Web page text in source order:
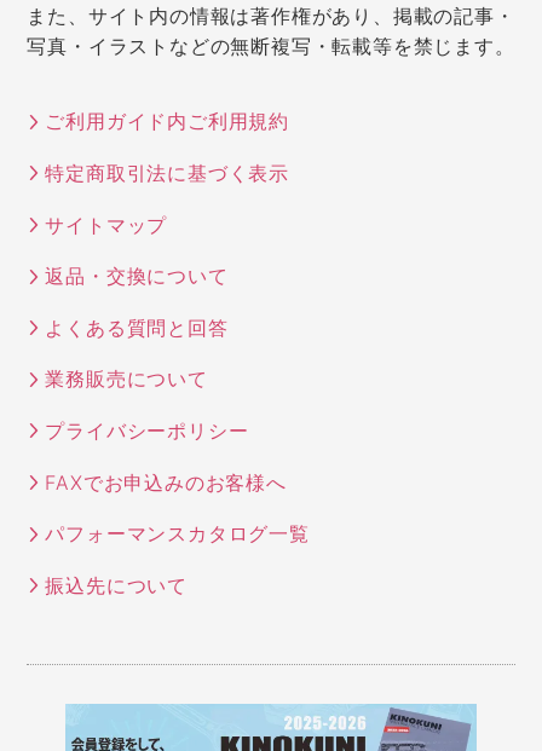
また、サイト内の情報は著作権があり、掲載の記事・
写真・イラストなどの無断複写・転載等を禁じます。
ご利用ガイド内ご利用規約
特定商取引法に基づく表示
サイトマップ
返品・交換について
よくある質問と回答
業務販売について
プライバシーポリシー
FAXでお申込みのお客様へ
パフォーマンスカタログ一覧
振込先について